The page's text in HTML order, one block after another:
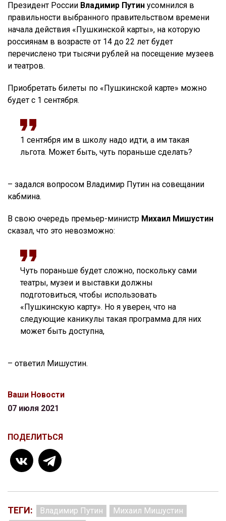
Президент России Владимир Путин усомнился в
правильности выбранного правительством времени
начала действия «Пушкинской карты», на которую
россиянам в возрасте от 14 до 22 лет будет
перечислено три тысячи рублей на посещение музеев
и театров.
Приобретать билеты по «Пушкинской карте» можно
будет с 1 сентября.
1 сентября им в школу надо идти, а им такая
льгота. Может быть, чуть пораньше сделать?
– задался вопросом Владимир Путин на совещании
кабмина.
В свою очередь премьер-министр Михаил Мишустин
сказал, что это невозможно:
Чуть пораньше будет сложно, поскольку сами
театры, музеи и выставки должны
подготовиться, чтобы использовать
«Пушкинскую карту». Но я уверен, что на
следующие каникулы такая программа для них
может быть доступна,
– ответил Мишустин.
Ваши Новости
07 июля 2021
ПОДЕЛИТЬСЯ
ТЕГИ: Владимир Путин Михаил Мишустин